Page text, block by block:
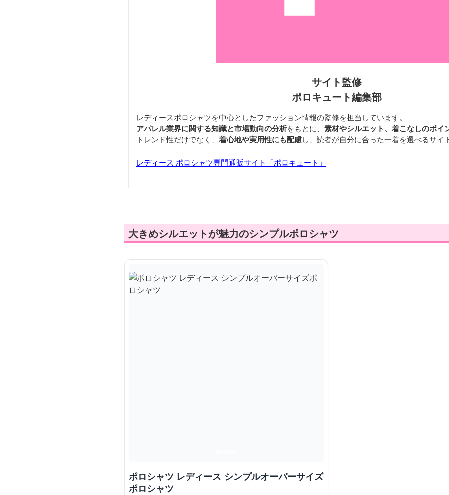
サイト監修
ポロキュート編集部
レディースポロシャツを中心としたファッション情報の監修を担当しています。
アパレル業界に関する知識と市場動向の分析をもとに、 素材やシルエット、着こなしのポイ
トレンド性だけでなく、 着心地や実用性にも配慮し、読者が自分に合った一着を選べるサイ
レディース ポロシャツ専門通販サイト「ポロキュート」
大きめシルエットが魅力のシンプルポロシャツ
ポロシャツ レディース シンプルオーバーサイズ
ポロシャツ